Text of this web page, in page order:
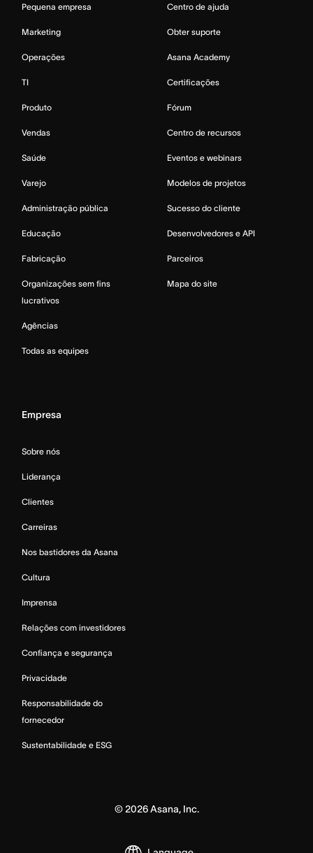
Pequena empresa
Marketing
Operações
TI
Produto
Vendas
Saúde
Varejo
Administração pública
Educação
Fabricação
Organizações sem fins
lucrativos
Agências
Todas as equipes
Centro de ajuda
Obter suporte
Asana Academy
Certificações
Fórum
Centro de recursos
Eventos e webinars
Modelos de projetos
Sucesso do cliente
Desenvolvedores e API
Parceiros
Mapa do site
Empresa
Sobre nós
Liderança
Clientes
Carreiras
Nos bastidores da Asana
Cultura
Imprensa
Relações com investidores
Confiança e segurança
Privacidade
Responsabilidade do
fornecedor
Sustentabilidade e ESG
© 2026Asana, Inc.